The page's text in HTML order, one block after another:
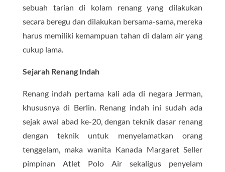
sebuah tarian di kolam renang yang dilakukan
secara beregu dan dilakukan bersama-sama, mereka
harus memiliki kemampuan tahan di dalam air yang
cukup lama.
Sejarah Renang Indah
Renang indah pertama kali ada di negara Jerman,
khususnya di Berlin. Renang indah ini sudah ada
sejak awal abad ke-20, dengan teknik dasar renang
dengan teknik untuk menyelamatkan orang
tenggelam, maka wanita Kanada Margaret Seller
pimpinan Atlet Polo Air sekaligus penyelam